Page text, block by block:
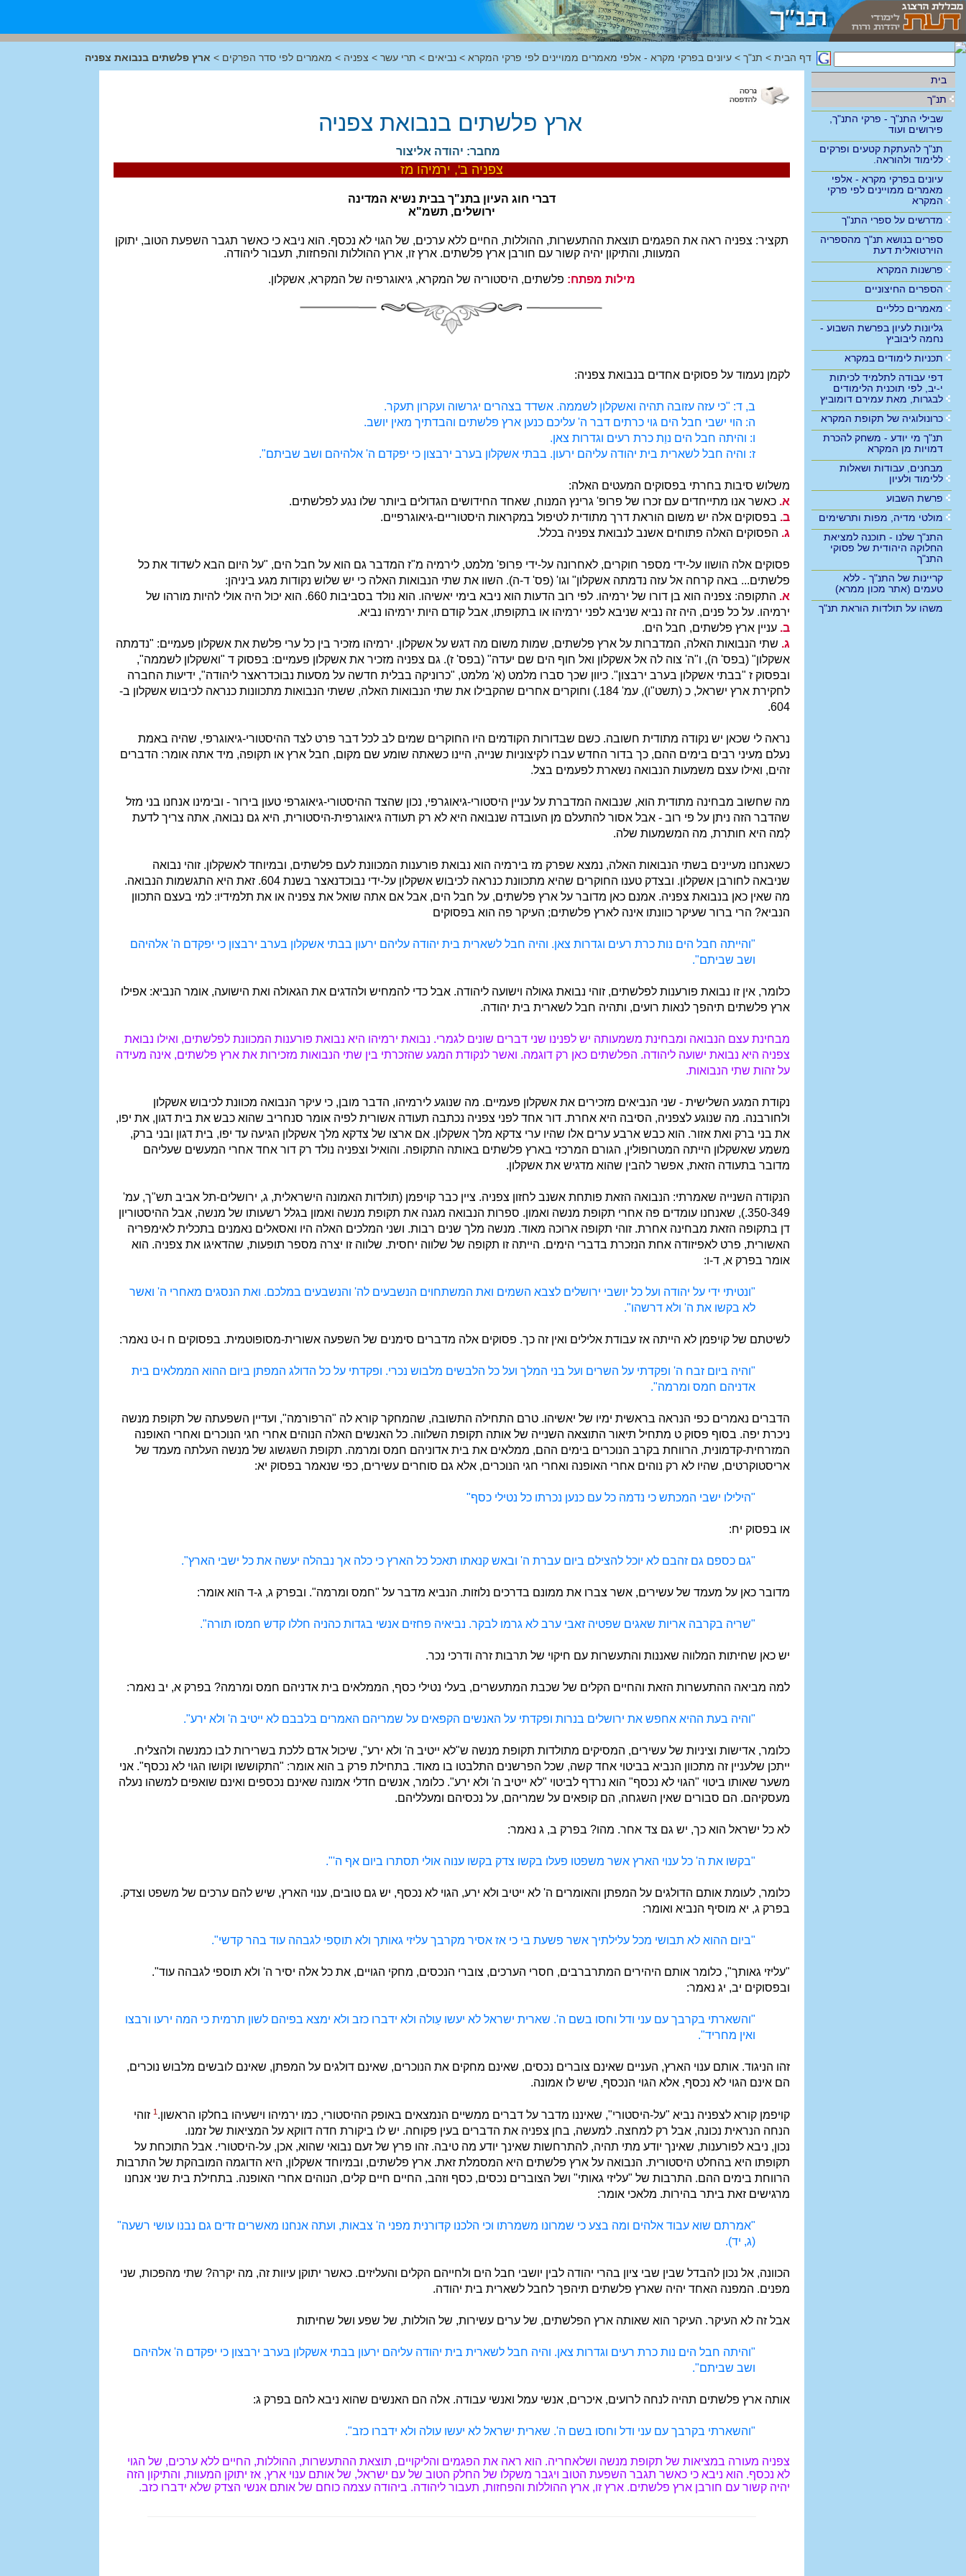
בית
תנ"ך
שבילי התנ"ך - פרקי התנ"ך,
פירושים ועוד
תנ"ך להעתקת קטעים ופרקים
ללימוד ולהוראה.
עיונים בפרקי מקרא - אלפי
מאמרים ממויינים לפי פרקי
המקרא
מדרשים על ספרי התנ"ך
ספרים בנושא תנ"ך מהספריה
הוירטואלית דעת
פרשנות המקרא
הספרים החיצוניים
מאמרים כלליים
גליונות לעיון בפרשת השבוע -
נחמה ליבוביץ
תכניות לימודים במקרא
דפי עבודה לתלמיד לכיתות
י-יב, לפי תוכנית הלימודים
לבגרות, מאת עמירם דומוביץ
כרונולוגיה של תקופת המקרא
תנ"ך מי יודע - משחק להכרת
דמויות מן המקרא
מבחנים, עבודות ושאלות
ללימוד ולעיון
פרשת השבוע
מולטי מדיה, מפות ותרשימים
התנ"ך שלנו - תוכנה למציאת
החלוקה היהודית של פסוקי
התנ"ך
קריינות של התנ"ך - ללא
טעמים (אתר מכון ממרא)
משהו על תולדות הוראת תנ"ך
דף הבית > תנ"ך > עיונים בפרקי מקרא - אלפי מאמרים ממויינים לפי פרקי המקרא > נביאים > תרי עשר > צפניה > מאמרים לפי סדר הפרקים > ארץ פלשתים בנבואת צפניה
ארץ פלשתים בנבואת צפניה
מחבר: יהודה אליצור
צפניה ב', ירמיהו מז
דברי חוג העיון בתנ"ך בבית נשיא המדינה
ירושלים, תשמ"א
תקציר: צפניה ראה את הפגמים תוצאת ההתעשרות, ההוללות, החיים ללא ערכים, של הגוי לא נכסף. הוא ניבא כי כאשר תגבר השפעת הטוב, יתוקן
המעוות, והתיקון יהיה קשור עם חורבן ארץ פלשתים. ארץ זו, ארץ ההוללות והפחזות, תעבור ליהודה.
מילות מפתח: פלשתים, היסטוריה של המקרא, גיאוגרפיה של המקרא, אשקלון.
לקמן נעמוד על פסוקים אחדים בנבואת צפניה:
ב, ד: "כי עזה עזובה תהיה ואשקלון לשממה. אשדד בצהרים יגרשוה ועקרון תעקר.
ה: הוי ישבי חבל הים גוי כרתים דבר ה' עליכם כנען ארץ פלשתים והבדתיך מאין יושב.
ו: והיתה חבל הים נוַת כרת רעים וגדרות צאן.
ז: והיה חבל לשארית בית יהודה עליהם ירעון. בבתי אשקלון בערב ירבצון כי יפקדם ה' אלהיהם ושב שביתם".
משלוש סיבות בחרתי בפסוקים המעטים האלה:
א. כאשר אנו מתייחדים עם זכרו של פרופ' גרינץ המנוח, שאחד החידושים הגדולים ביותר שלו נגע לפלשתים.
ב. בפסוקים אלה יש משום הוראת דרך מתודית לטיפול במקראות היסטוריים-גיאוגרפיים.
ג. הפסוקים האלה פתוחים אשנב לנבואת צפניה בכלל.
פסוקים אלה הושוו על-ידי מספר חוקרים, לאחרונה על-ידי פרופ' מלמט, לירמיה מ"ז המדבר גם הוא על חבל הים, "על היום הבא לשדוד את כל
פלשתים... באה קרחה אל עזה נדמתה אשקלון" וגו' (פס' ד-ה). השוו את שתי הנבואות האלה כי יש שלוש נקודות מגע ביניהן:
א.
התקופה: צפניה הוא בן דורו של ירמיהו. לפי רוב הדעות הוא ניבא בימי יאשיהו. הוא נולד בסביבות 660. הוא יכול היה אולי להיות מורהו של
ירמיהו. על כל פנים, היה זה נביא שניבא לפני ירמיהו או בתקופתו, אבל קודם היות ירמיהו נביא.
ב. עניין ארץ פלשתים, חבל הים.
ג. שתי הנבואות האלה, המדברות על ארץ פלשתים, שמות משום מה דגש על אשקלון. ירמיהו מזכיר בין כל ערי פלשת את אשקלון פעמיים: "נדמתה
אשקלון" (בפס' ה), ו"ה' צוה לה אל אשקלון ואל חוף הים שם יעדה" (בפס' ז). גם צפניה מזכיר את אשקלון פעמיים: בפסוק ד "ואשקלון לשממה",
ובפסוק ז "בבתי אשקלון בערב ירבצון". כיוון שכך סברו מלמט (א' מלמט, "כרוניקה בבלית חדשה על מסעות נבוכדראצר ליהודה", ידיעות החברה
לחקירת ארץ ישראל, כ (תשט"ו), עמ' 184.) וחוקרים אחרים שהקבילו את שתי הנבואות האלה, ששתי הנבואות מתכוונות כנראה לכיבוש אשקלון ב-
604.
נראה לי שכאן יש נקודה מתודית חשובה. כשם שבדורות הקודמים היו החוקרים שמים לב לכל דבר פרט לצד ההיסטורי-גיאוגרפי, שהיה באמת
נעלם מעיני רבים בימים ההם, כך בדור החדש עברו לקיצוניות שנייה, היינו כשאתה שומע שם מקום, חבל ארץ או תקופה, מיד אתה אומר: הדברים
זהים, ואילו עצם משמעות הנבואה נשארת לפעמים בצל.
מה שחשוב מבחינה מתודית הוא, שנבואה המדברת על עניין היסטורי-גיאוגרפי, נכון שהצד ההיסטורי-גיאוגרפי טעון בירור - ובימינו אנחנו בני מזל
שהדבר הזה ניתן על פי רוב - אבל אסור להתעלם מן העובדה שנבואה היא לא רק תעודה גיאוגרפית-היסטורית, היא גם נבואה, אתה צריך לדעת
לְמה היא חותרת, מה המשמעות שלה.
כשאנחנו מעיינים בשתי הנבואות האלה, נמצא שפרק מז בירמיה הוא נבואת פורענות המכוונת לעם פלשתים, ובמיוחד לאשקלון. זוהי נבואה
שניבאה לחורבן אשקלון. ובצדק טענו החוקרים שהיא מתכוונת כנראה לכיבוש אשקלון על-ידי נבוכדנאצר בשנת 604. זאת היא התגשמות הנבואה.
מה שאין כאן בנבואת צפניה. אמנם כאן מדובר על ארץ פלשתים, על חבל הים, אבל אם אתה שואל את צפניה או את תלמידיו: למי בעצם התכוון
הנביא? הרי ברור שעיקר כוונתו אינה לארץ פלשתים; העיקר פה הוא בפסוקים
"והייתה חבל הים נות כרת רעים וגדרות צאן. והיה חבל לשארית בית יהודה עליהם ירעון בבתי אשקלון בערב ירבצון כי יפקדם ה' אלהיהם
ושב שביתם".
כלומר, אין זו נבואת פורענות לפלשתים, זוהי נבואת גאולה וישועה ליהודה. אבל כדי להמחיש ולהדגים את הגאולה ואת הישועה, אומר הנביא: אפילו
ארץ פלשתים תיהפך לנאות רועים, ותהיה חבל לשארית בית יהודה.
מבחינת עצם הנבואה ומבחינת משמעותה יש לפנינו שני דברים שונים לגמרי. נבואת ירמיהו היא נבואת פורענות המכוונת לפלשתים, ואילו נבואת
צפניה היא נבואת ישועה ליהודה. הפלשתים כאן רק דוגמה. ואשר לנקודת המגע שהזכרתי בין שתי הנבואות מזכירות את ארץ פלשתים, אינה מעידה
על זהות שתי הנבואות.
נקודת המגע השלישית - שני הנביאים מזכירים את אשקלון פעמיים. מה שנוגע לירמיהו, הדבר מובן, כי עיקר הנבואה מכוונת לכיבוש אשקלון
ולחורבנה. מה שנוגע לצפניה, הסיבה היא אחרת. דור אחד לפני צפניה נכתבה תעודה אשורית לפיה אומר סנחריב שהוא כבש את בית דגון, את יפו,
את בני ברק ואת אזור. הוא כבש ארבע ערים אלו שהיו ערי צדקא מלך אשקלון. אם ארצו של צדקא מלך אשקלון הגיעה עד יפו, בית דגון ובני ברק,
משמע שאשקלון הייתה המטרופולין, הגורם המרכזי בארץ פלשתים באותה התקופה. והואיל וצפניה נולד רק דור אחד אחרי המעשים שעליהם
מדובר בתעודה הזאת, אפשר להבין שהוא מדגיש את אשקלון.
הנקודה השנייה שאמרתי: הנבואה הזאת פותחת אשנב לחזון צפניה. ציין כבר קויפמן (תולדות האמונה הישראלית, ג, ירושלים-תל אביב תש"ך, עמ'
350-349.), שאנחנו עומדים פה אחרי תקופת מנשה ואמון. ספרות הנבואה מגנה את תקופת מנשה ואמון בגלל רשעותו של מנשה, אבל ההיסטוריון
דן בתקופה הזאת מבחינה אחרת. זוהי תקופה ארוכה מאוד. מנשה מלך שנים רבות. ושני המלכים האלה היו ואסאלים נאמנים בתכלית לאימפריה
האשורית, פרט לאפיזודה אחת הנזכרת בדברי הימים. הייתה זו תקופה של שלווה יחסית. שלווה זו יצרה מספר תופעות, שהדאיגו את צפניה. הוא
אומר בפרק א, ד-ו:
"ונטיתי ידי על יהודה ועל כל יושבי ירושלים לצבא השמים ואת המשתחוים הנשבעים לה' והנשבעים במלכם. ואת הנסגים מאחרי ה' ואשר
לא בקשו את ה' ולא דרשהו".
לשיטתם של קויפמן לא הייתה אז עבודת אלילים ואין זה כך. פסוקים אלה מדברים סימנים של השפעה אשורית-מסופוטמית. בפסוקים ח ו-ט נאמר:
"והיה ביום זבח ה' ופקדתי על השרים ועל בני המלך ועל כל הלבשים מלבוש נכרי. ופקדתי על כל הדולג המפתן ביום ההוא הממלאים בית
אדניהם חמס ומרמה".
הדברים נאמרים כפי הנראה בראשית ימיו של יאשיהו. טרם התחילה התשובה, שהמחקר קורא לה "הרפורמה", ועדיין השפעתה של תקופת מנשה
ניכרת יפה. בסוף פסוק ט מתחיל תיאור התוצאה השנייה של אותה תקופת השלווה. כל האנשים האלה הנוהים אחרי חגי הנוכרים ואחרי האופנה
המזרחית-קדמונית, הרווחת בקרב הנוכרים בימים ההם, ממלאים את בית אדוניהם חמס ומרמה. תקופת השגשוג של מנשה העלתה מעמד של
אריסטוקרטים, שהיו לא רק נוהים אחרי האופנה ואחרי חגי הנוכרים, אלא גם סוחרים עשירים, כפי שנאמר בפסוק יא:
"הילילו ישבי המכתש כי נדמה כל עם כנען נכרתו כל נטילי כסף"
או בפסוק יח:
"גם כספם גם זהבם לא יוכל להצילם ביום עברת ה' ובאש קנאתו תאכל כל הארץ כי כלה אך נבהלה יעשה את כל ישבי הארץ".
מדובר כאן על מעמד של עשירים, אשר צברו את ממונם בדרכים נלוזות. הנביא מדבר על "חמס ומרמה". ובפרק ג, ג-ד הוא אומר:
"שריה בקרבה אריות שאגים שפטיה זאבי ערב לא גרמו לבקר. נביאיה פחזים אנשי בגדות כהניה חללו קדש חמסו תורה".
יש כאן שחיתות המלווה שאננות והתעשרות עם חיקוי של תרבות זרה ודרכי נכר.
למה מביאה ההתעשרות הזאת והחיים הקלים של שכבת המתעשרים, בעלי נטילי כסף, הממלאים בית אדניהם חמס ומרמה? בפרק א, יב נאמר:
"והיה בעת ההיא אחפש את ירושלים בנרות ופקדתי על האנשים הקפאים על שמריהם האמרים בלבבם לא ייטיב ה' ולא ירע".
כלומר, אדישות וציניות של עשירים, המסיקים מתולדות תקופת מנשה ש"לא ייטיב ה' ולא ירע", שיכול אדם ללכת בשרירות לבו כמנשה ולהצליח.
ייתכן שלעניין זה מתכוון הנביא בביטוי אחד קשה, שכל הפרשנים התלבטו בו מאוד. בתחילת פרק ב הוא אומר: "התקוששו וקושו הגוי לא נכסף". אני
משער שאותו ביטוי "הגוי לא נכסף" הוא נרדף לביטוי "לא ייטיב ה' ולא ירע". כלומר, אנשים חדלי אמונה שאינם נכספים ואינם שואפים למשהו נעלה
מעסקיהם. הם סבורים שאין השגחה, הם קופאים על שמריהם, על נכסיהם ומעלליהם.
לא כל ישראל הוא כך, יש גם צד אחר. מהו? בפרק ב, ג נאמר:
"בקשו את ה' כל ענוי הארץ אשר משפטו פעלו בקשו צדק בקשו ענוה אולי תסתרו ביום אף ה'".
כלומר, לעומת אותם הדולגים על המפתן והאומרים ה' לא ייטיב ולא ירע, הגוי לא נכסף, יש גם טובים, ענוי הארץ, שיש להם ערכים של משפט וצדק.
בפרק ג, יא מוסיף הנביא ואומר:
"ביום ההוא לא תבושי מכל עלילתיך אשר פשעת בי כי אז אסיר מקרבך עליזי גאותך ולא תוסִפי לגבהה עוד בהר קדשי".
"עליזי גאותך", כלומר אותם היהירים המתרברבים, חסרי הערכים, צוברי הנכסים, מחקי הגויים, את כל אלה יסיר ה' ולא תוספי לגבהה עוד".
ובפסוקים יב, יג נאמר:
"והשארתי בקרבך עם עני ודל וחסו בשם ה'. שארית ישראל לא יעשו עַולה ולא ידברו כזב ולא ימצא בפיהם לשון תרמית כי המה ירעו ורבצו
ואין מחריד".
זהו הניגוד. אותם ענוי הארץ, העניים שאינם צוברים נכסים, שאינם מחקים את הנוכרים, שאינם דולגים על המפתן, שאינם לובשים מלבוש נוכרים,
הם אינם הגוי לא נכסף, אלא הגוי הנכסף, שיש לו אמונה.
קויפמן קורא לצפניה נביא "על-היסטורי", שאיננו מדבר על דברים ממשיים הנמצאים באופק ההיסטורי, כמו ירמיהו וישעיהו בחלקו הראשון. 1 זוהי
הנחה הנראית נכונה, אבל רק למחצה. למעשה, בחן צפניה את הדברים בעין פקוחה. יש לו ביקורת חדה דווקא על המציאות של זמנו.
נכון, ניבא לפורענות, שאינך יודע מתי תהיה, להתרחשות שאינך יודע מה טיבה. זהו פרץ של זעם נבואי שהוא, אכן, על-היסטורי. אבל התוכחת על
תקופתו היא בהחלט היסטורית. הנבואה על ארץ פלשתים היא המסמלת זאת. ארץ פלשתים, ובמיוחד אשקלון, היא הדוגמה המובהקת של התרבות
הרווחת בימים ההם. התרבות של "עליזי גאותי" ושל הצוברים נכסים, כסף וזהב, החיים חיים קלים, הנוהים אחרי האופנה. בתחילת בית שני אנחנו
מרגישים זאת ביתר בהירות. מלאכי אומר:
"אמרתם שוא עבוד אלהים ומה בצע כי שמרונו משמרתו וכי הלכנו קדורנית מפני ה' צבאות, ועתה אנחנו מאשרים זדים גם נבנו עושי רשעה"
(ג, יד).
הכוונה, אל נכון להבדל שבין שבי ציון בהרי יהודה לבין יושבי חבל הים ולחייהם הקלים והעליזים. כאשר יתוקן עיוות זה, מה יקרה? שתי מהפכות, שני
מפנים. המפנה האחד יהיה שארץ פלשתים תיהפך לחבל לשארית בית יהודה.
אבל זה לא העיקר. העיקר הוא שאותה ארץ הפלשתים, של ערים עשירות, של הוללות, של שפע ושל שחיתות
"והיתה חבל הים נות כרת רעים וגדרות צאן. והיה חבל לשארית בית יהודה עליהם ירעון בבתי אשקלון בערב ירבצון כי יפקדם ה' אלהיהם
ושב שביתם".
אותה ארץ פלשתים תהיה לנחה לרועים, איכרים, אנשי עמל ואנשי עבודה. אלה הם האנשים שהוא ניבא להם בפרק ג:
"והשארתי בקרבך עם עני ודל וחסו בשם ה'. שארית ישראל לא יעשו עולה ולא ידברו כזב".
צפניה מעורה במציאות של תקופת מנשה ושלאחריה. הוא ראה את הפגמים והליקויים, תוצאת ההתעשרות, ההוללות, החיים ללא ערכים, של הגוי
לא נכסף. הוא ניבא כי כאשר תגבר השפעת הטוב ויגבר משקלו של החלק הטוב של עם ישראל, של אותם ענוי ארץ, אז יתוקן המעוות, והתיקון הזה
יהיה קשור עם חורבן ארץ פלשתים. ארץ זו, ארץ ההוללות והפחזות, תעבור ליהודה. ביהודה עצמה כוחם של אותם אנשי הצדק שלא ידברו כזב.